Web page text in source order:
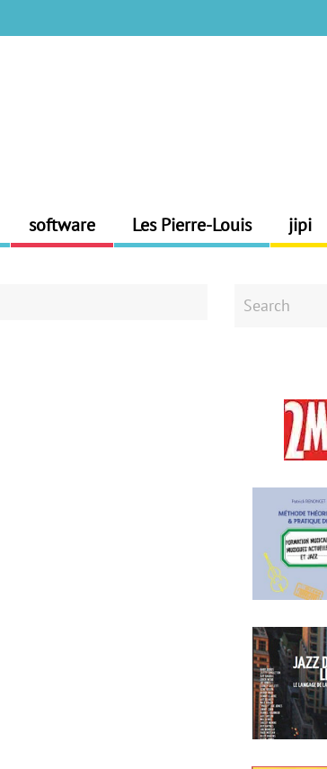
software Les Pierre-Louis jipi